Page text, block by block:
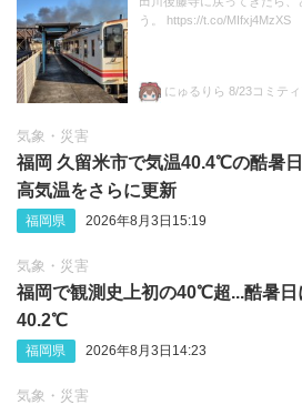
う。 https://t.co/MIfxj4MzXS
にゅるりら 8/23コミテ
気象・災害
福岡 久留米市で気温40.4℃の酷暑
高気温をさらに更新
福岡県 2026年8月3日15:19
気象・災害
福岡で観測史上初の40℃超...酷暑日
40.2℃
福岡県 2026年8月3日14:23
気象・災害